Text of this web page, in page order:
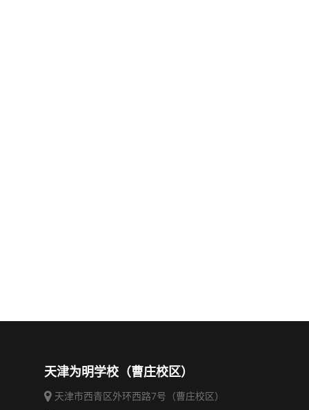
天津为明学校（曹庄校区）
天津市西青区外环西路7号（曹庄校区）